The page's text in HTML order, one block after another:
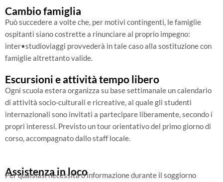
Cambio famiglia
Può succedere a volte che, per motivi contingenti, le famiglie
ospitanti siano costrette a rinunciare al proprio impegno:
inter•studioviaggi provvederà in tale caso alla sostituzione con
famiglie altrettanto valide.
Escursioni e attività tempo libero
Ogni scuola estera organizza su base settimanale un calendario
di attività socio-culturali e ricreative, al quale gli studenti
internazionali sono invitati a partecipare liberamente, secondo i
propri interessi. Previsto un tour orientativo del primo giorno di
corso, accompagnato dallo staff locale.
Assistenza in loco
Per qualsiasi necessità o informazione durante il soggiorno